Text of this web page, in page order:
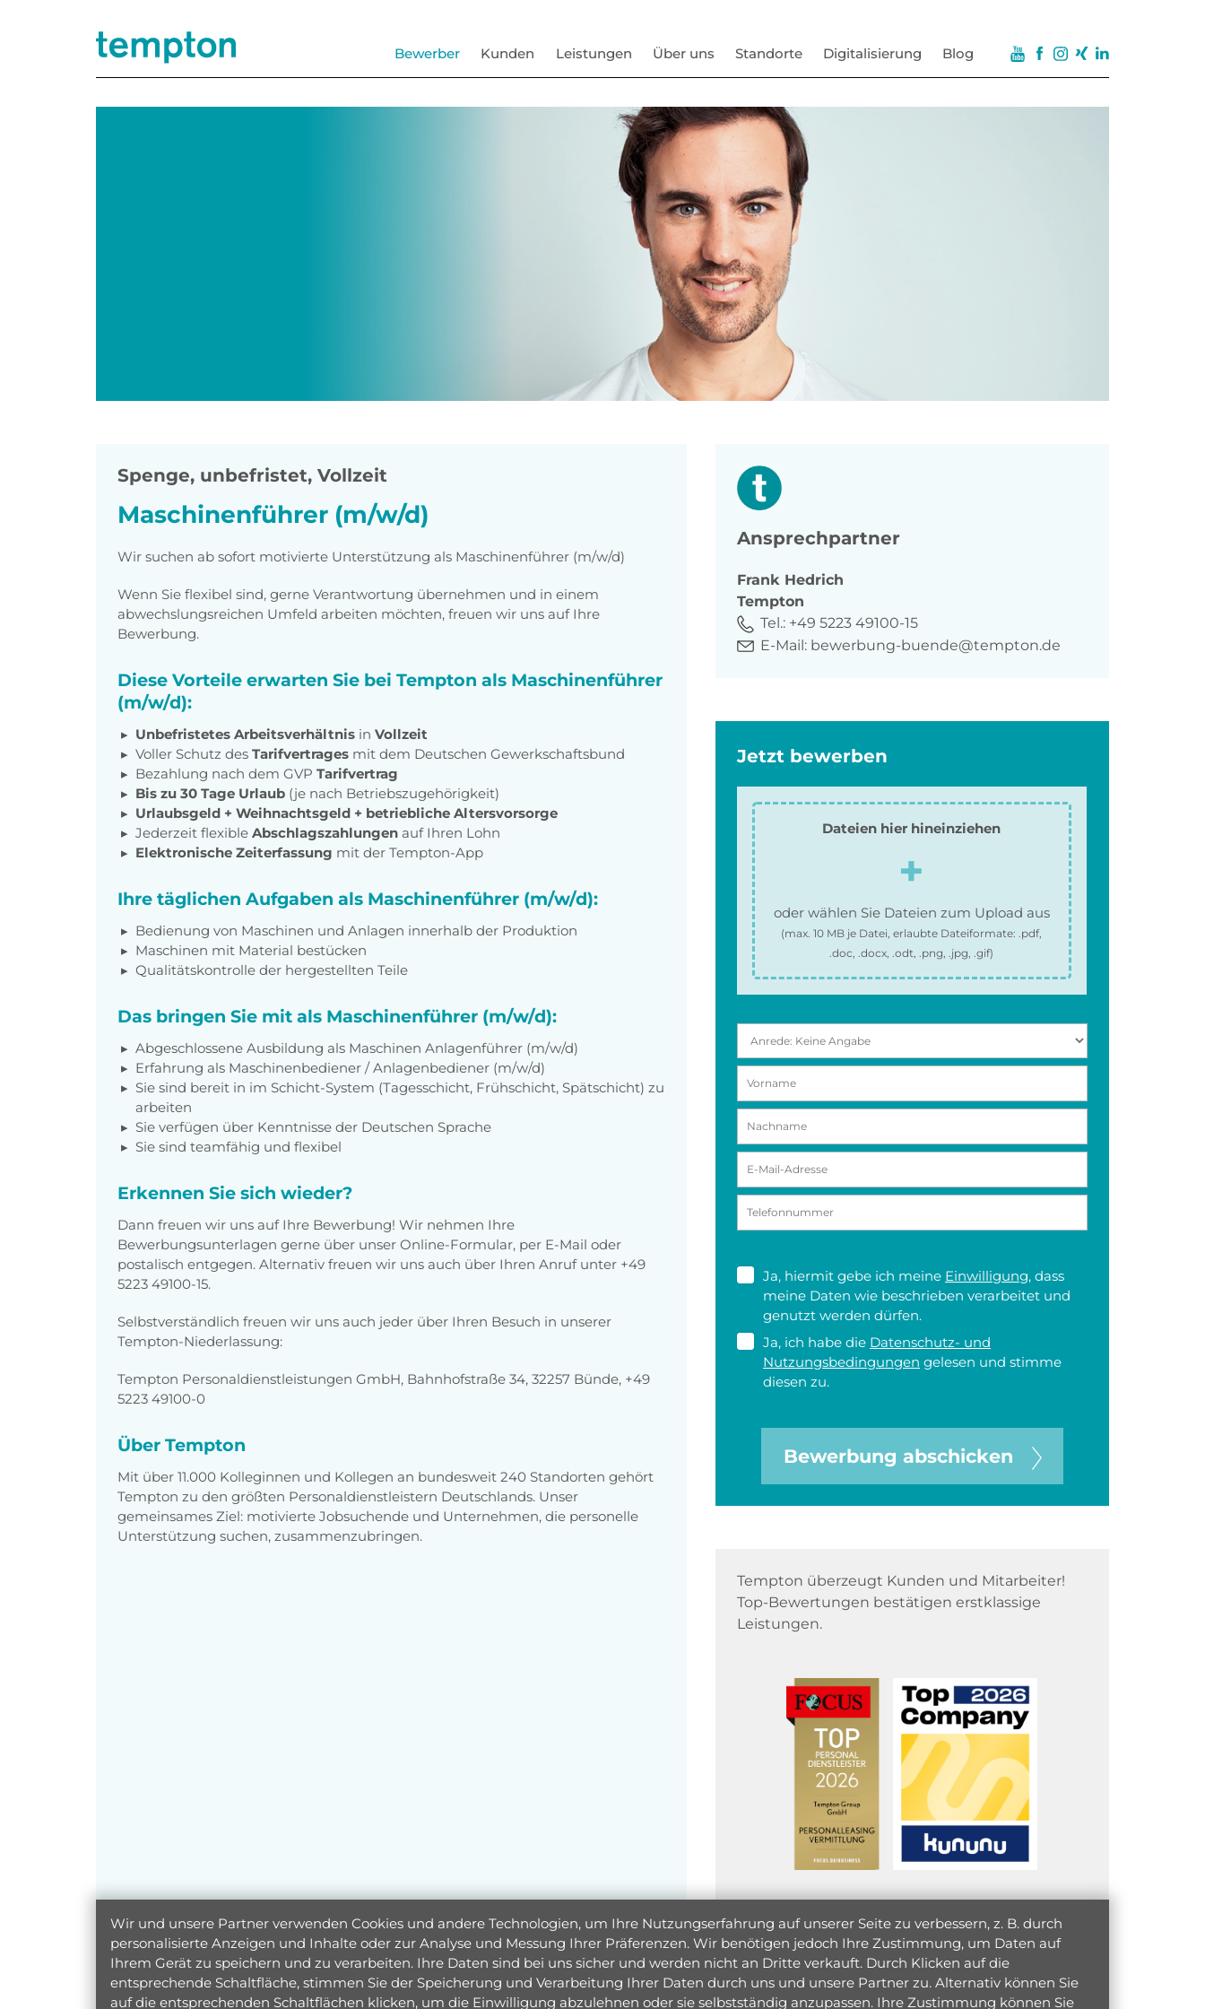
Bewerber Kunden Leistungen Über uns Standorte Digitalisierung Blog
Spenge, unbefristet, Vollzeit
Maschinenführer (m/w/d)
Wir suchen ab sofort motivierte Unterstützung als Maschinenführer (m/w/d)
Wenn Sie flexibel sind, gerne Verantwortung übernehmen und in einem
abwechslungsreichen Umfeld arbeiten möchten, freuen wir uns auf Ihre
Bewerbung.
Diese Vorteile erwarten Sie bei Tempton als Maschinenführer
(m/w/d):
Unbefristetes Arbeitsverhältnis in Vollzeit
Voller Schutz des Tarifvertrages mit dem Deutschen Gewerkschaftsbund
Bezahlung nach dem GVP Tarifvertrag
Bis zu 30 Tage Urlaub (je nach Betriebszugehörigkeit)
Urlaubsgeld + Weihnachtsgeld + betriebliche Altersvorsorge
Jederzeit flexible Abschlagszahlungen auf Ihren Lohn
Elektronische Zeiterfassung mit der Tempton-App
Ihre täglichen Aufgaben als Maschinenführer (m/w/d):
Bedienung von Maschinen und Anlagen innerhalb der Produktion
Maschinen mit Material bestücken
Qualitätskontrolle der hergestellten Teile
Das bringen Sie mit als Maschinenführer (m/w/d):
Abgeschlossene Ausbildung als Maschinen Anlagenführer (m/w/d)
Erfahrung als Maschinenbediener / Anlagenbediener (m/w/d)
Sie sind bereit in im Schicht-System (Tagesschicht, Frühschicht, Spätschicht) zu
arbeiten
Sie verfügen über Kenntnisse der Deutschen Sprache
Sie sind teamfähig und flexibel
Erkennen Sie sich wieder?
Dann freuen wir uns auf Ihre Bewerbung! Wir nehmen Ihre
Bewerbungsunterlagen gerne über unser Online-Formular, per E-Mail oder
postalisch entgegen. Alternativ freuen wir uns auch über Ihren Anruf unter +49
5223 49100-15.
Selbstverständlich freuen wir uns auch jeder über Ihren Besuch in unserer
Tempton-Niederlassung:
Tempton Personaldienstleistungen GmbH, Bahnhofstraße 34, 32257 Bünde, +49
5223 49100-0
Über Tempton
Mit über 11.000 Kolleginnen und Kollegen an bundesweit 240 Standorten gehört
Tempton zu den größten Personaldienstleistern Deutschlands. Unser
gemeinsames Ziel: motivierte Jobsuchende und Unternehmen, die personelle
Unterstützung suchen, zusammenzubringen.
Ansprechpartner
Frank Hedrich
Tempton
Tel.: +49 5223 49100-15
E-Mail: bewerbung-buende@tempton.de
Jetzt bewerben
Dateien hier hineinziehen
oder wählen Sie Dateien zum Upload aus
(max.10 MB je Datei, erlaubte Dateiformate:.pdf,
.doc, .docx, .odt, .png, .jpg, .gif)
Ja, hiermit gebe ich meine Einwilligung, dass
meine Daten wie beschrieben verarbeitet und
genutzt werden dürfen.
Ja, ich habe die Datenschutz- und
Nutzungsbedingungen gelesen und stimme
diesen zu.
Bewerbung abschicken
Tempton überzeugt Kunden und Mitarbeiter!
Top-Bewertungen bestätigen erstklassige
Leistungen.
Wir und unsere Partner verwenden Cookies und andere Technologien, um Ihre Nutzungserfahrung auf unserer Seite zu verbessern, z. B. durch
personalisierte Anzeigen und Inhalte oder zur Analyse und Messung Ihrer Präferenzen. Wir benötigen jedoch Ihre Zustimmung, um Daten auf
Ihrem Gerät zu speichern und zu verarbeiten. Ihre Daten sind bei uns sicher und werden nicht an Dritte verkauft. Durch Klicken auf die
entsprechende Schaltfläche, stimmen Sie der Speicherung und Verarbeitung Ihrer Daten durch uns und unsere Partner zu. Alternativ können Sie
auf die entsprechenden Schaltflächen klicken, um die Einwilligung abzulehnen oder sie selbstständig anzupassen. Ihre Zustimmung können Sie